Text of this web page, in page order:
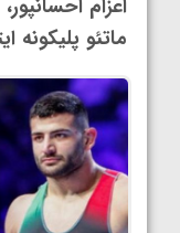
ماتئو پلیکونه